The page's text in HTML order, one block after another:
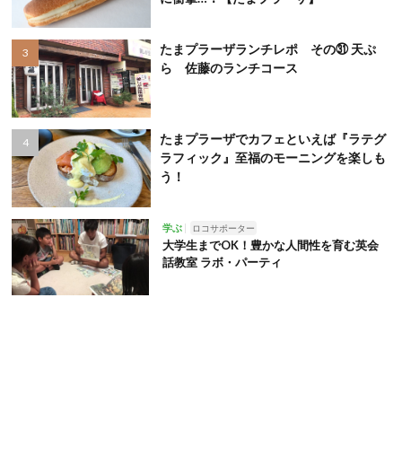
たまプラーザランチレポ その㉛ 天ぷ
ら 佐藤のランチコース
たまプラーザでカフェといえば『ラテグ
ラフィック』至福のモーニングを楽しも
う！
学ぶ ロコサポーター
大学生までOK！豊かな人間性を育む英会
話教室 ラボ・パーティ